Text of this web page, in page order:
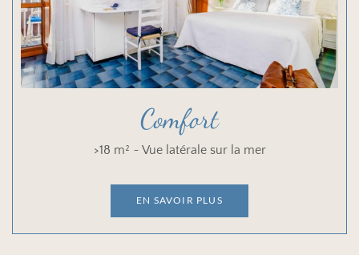
Comfort
>18 m² ~ Vue latérale sur la mer
EN SAVOIR PLUS